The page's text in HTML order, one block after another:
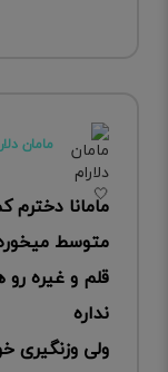
مامان
مامانا
متوسط
قلم و غیره
نداره